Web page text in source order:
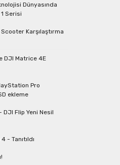
Dünyasında
Serisi
Karşılaştırma
DJI Matrice 4E
Pro
ekleme
DJI Flip Yeni Nesil
- Tanıtıldı